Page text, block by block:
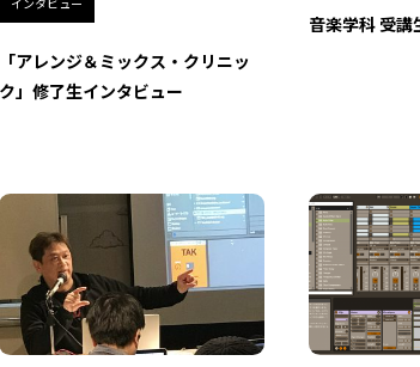
「アレンジ＆ミックス・クリニッ
ク」修了生インタビュー
音楽学科 受講